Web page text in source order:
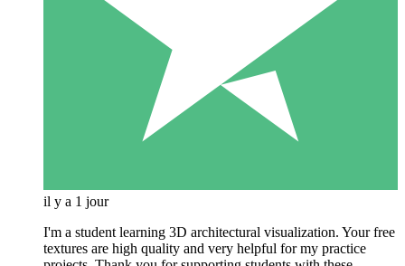
il y a 1 jour
I'm a student learning 3D architectural visualization. Your free
textures are high quality and very helpful for my practice